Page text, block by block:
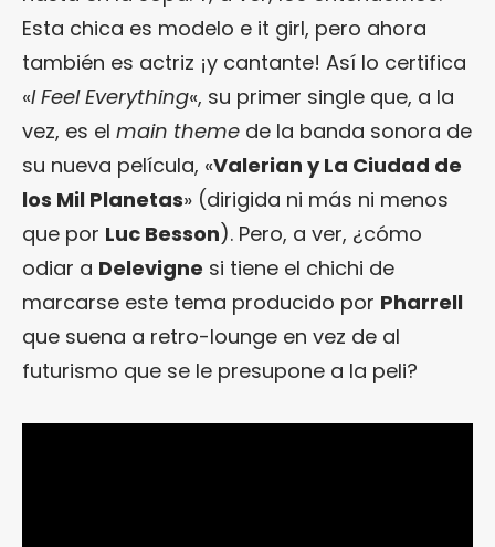
Esta chica es modelo e it girl, pero ahora
también es actriz ¡y cantante! Así lo certifica
«I Feel Everything«, su primer single que, a la
vez, es el main theme de la banda sonora de
su nueva película, «Valerian y La Ciudad de
los Mil Planetas» (dirigida ni más ni menos
que por Luc Besson). Pero, a ver, ¿cómo
odiar a Delevigne si tiene el chichi de
marcarse este tema producido por Pharrell
que suena a retro-lounge en vez de al
futurismo que se le presupone a la peli?